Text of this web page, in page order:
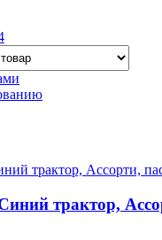
трактор,